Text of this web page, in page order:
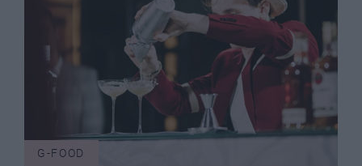
G-FOOD